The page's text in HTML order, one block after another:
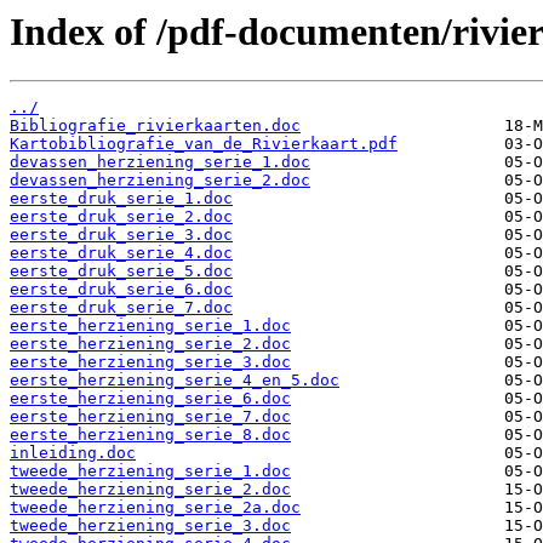
Index of /pdf-documenten/
../
Bibliografie_rivierkaarten.doc
Kartobibliografie_van_de_Rivierkaart.pdf
devassen_herziening_serie_1.doc
devassen_herziening_serie_2.doc
eerste_druk_serie_1.doc
eerste_druk_serie_2.doc
eerste_druk_serie_3.doc
eerste_druk_serie_4.doc
eerste_druk_serie_5.doc
eerste_druk_serie_6.doc
eerste_druk_serie_7.doc
eerste_herziening_serie_1.doc
eerste_herziening_serie_2.doc
eerste_herziening_serie_3.doc
eerste_herziening_serie_4_en_5.doc
eerste_herziening_serie_6.doc
eerste_herziening_serie_7.doc
eerste_herziening_serie_8.doc
inleiding.doc
tweede_herziening_serie_1.doc
tweede_herziening_serie_2.doc
tweede_herziening_serie_2a.doc
tweede_herziening_serie_3.doc